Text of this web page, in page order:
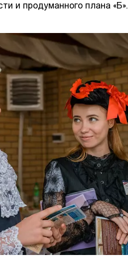
и продуманного плана «Б».